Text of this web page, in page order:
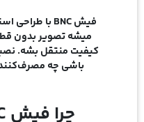
فیش BNC
با طراحی
میشه تصویر بدون
کیفیت منتقل بشه.
باشی چه
چرا فیش BNC انتخاب خوبیه؟